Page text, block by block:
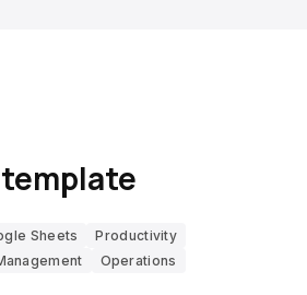
Sheets
Productivity
Operations